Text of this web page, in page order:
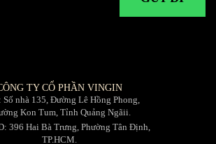
TY CỔ PHẦN VINGIN
Số nhà 135, Đường Lê Hồng Phong,
Kon Tum, Tỉnh Quảng Ngãii.
396 Hai Bà Trưng, Phường Tân Định,
TP.HCM.